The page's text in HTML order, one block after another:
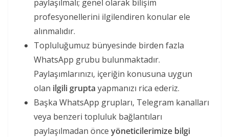
paylaşılmalı; genel olarak bilişim
profesyonellerini ilgilendiren konular ele
alınmalıdır.
Topluluğumuz bünyesinde birden fazla
WhatsApp grubu bulunmaktadır.
Paylaşımlarınızı, içeriğin konusuna uygun
olan ilgili grupta yapmanızı rica ederiz.
Başka WhatsApp grupları, Telegram kanalları
veya benzeri topluluk bağlantıları
paylaşılmadan önce yöneticilerimize bilgi